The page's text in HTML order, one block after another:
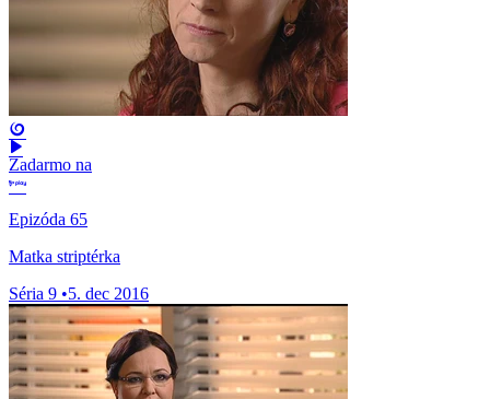
Zadarmo na
Epizóda 65
Matka striptérka
Séria 9 •5. dec 2016